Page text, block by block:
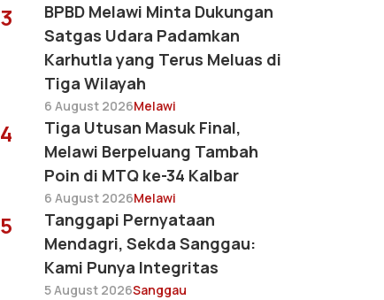
3
BPBD Melawi Minta Dukungan
Satgas Udara Padamkan
Karhutla yang Terus Meluas di
Tiga Wilayah
6 August 2026Melawi
4
Tiga Utusan Masuk Final,
Melawi Berpeluang Tambah
Poin di MTQ ke-34 Kalbar
6 August 2026Melawi
5
Tanggapi Pernyataan
Mendagri, Sekda Sanggau:
Kami Punya Integritas
5 August 2026Sanggau